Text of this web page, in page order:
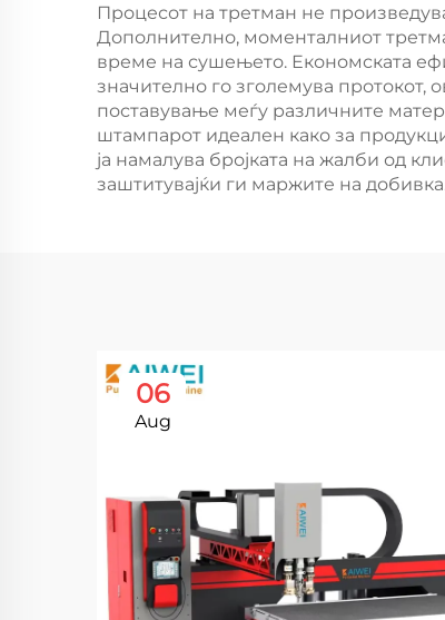
Процесот на третман не
Дополнително, моменталниот
време на сушењето. Економската
значително го зголемува
поставување меѓу различните
штампарот идеален како за
ја намалува бројката на жалби од
заштитувајќи ги маржите на
06
Aug